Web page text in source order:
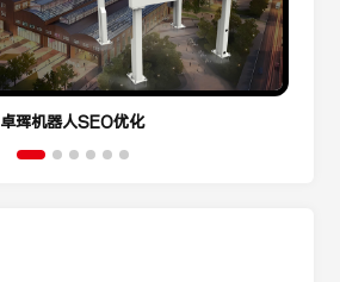
卓珲机器人SEO优化